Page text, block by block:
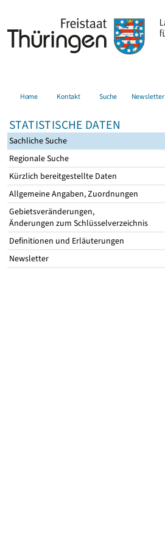
Home Kontakt Suche Newsletter
STATISTISCHE DATEN
Sachliche Suche
Regionale Suche
Kürzlich bereitgestellte Daten
Allgemeine Angaben, Zuordnungen
Gebietsveränderungen,
Änderungen zum Schlüsselverzeichnis
Definitionen und Erläuterungen
Newsletter